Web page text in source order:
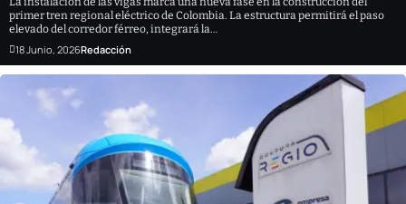
primer tren regional eléctrico de Colombia. La estructura permitirá el paso
elevado del corredor férreo, integrará la…
18 Junio, 2026Redacción